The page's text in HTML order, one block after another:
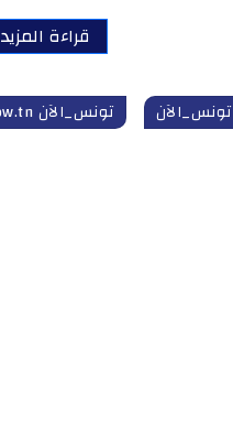
قراءة المزيد
تونس_الآن تونس_الآن tunisnow.tn